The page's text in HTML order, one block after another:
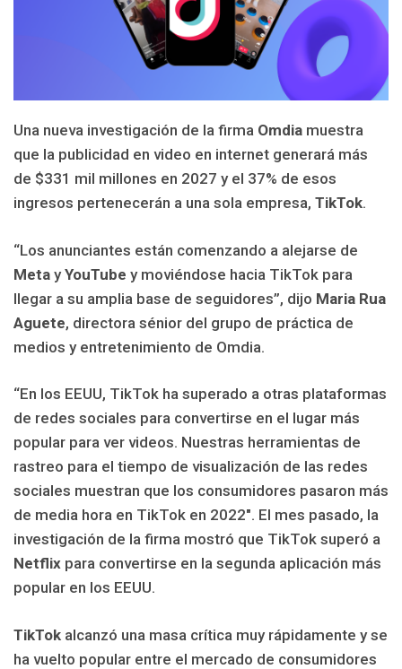
Una nueva investigación de la firma Omdia muestra
que la publicidad en video en internet generará más
de $331 mil millones en 2027 y el 37% de esos
ingresos pertenecerán a una sola empresa, TikTok.
“Los anunciantes están comenzando a alejarse de
Meta yYouTube y moviéndose hacia TikTok para
llegar a su amplia base de seguidores”, dijo Maria Rua
Aguete, directora sénior del grupo de práctica de
medios y entretenimiento de Omdia.
“En los EEUU, TikTok ha superado a otras plataformas
de redes sociales para convertirse en el lugar más
popular para ver videos. Nuestras herramientas de
rastreo para el tiempo de visualización de las redes
sociales muestran que los consumidores pasaron más
de media hora en TikTok en 2022″. El mes pasado, la
investigación de la firma mostró que TikTok superó a
Netflix para convertirse en la segunda aplicación más
popular en los EEUU.
TikTok alcanzó una masa crítica muy rápidamente y se
ha vuelto popular entre el mercado de consumidores